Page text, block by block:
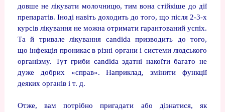
довше не лікувати молочницю, тим вона стійкіше до дії
препаратів. Іноді навіть доходить до того, що після 2-3-х
курсів лікування не можна отримати гарантований успіх.
Та й тривале лікування candida призводить до того,
що інфекція проникає в різні органи і системи людського
організму. Тут гриби candida здатні накоїти багато не
дуже добрих «справ». Наприклад, змінити функції
деяких органів і т. д.
Отже, вам потрібно пригадати або дізнатися, як